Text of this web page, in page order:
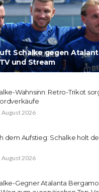
Schalke gegen
und Stream
Wahnsinn: Retro-Trikot
August 2026
dem Aufstieg: Schalke holt
August 2026
Gegner Atalanta Bergamo